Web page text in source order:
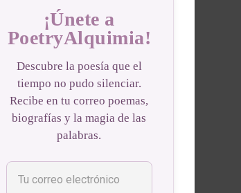
¡Únete a
PoetryAlquimia!
Descubre la poesía que el
tiempo no pudo silenciar.
Recibe en tu correo poemas,
biografías y la magia de las
palabras.